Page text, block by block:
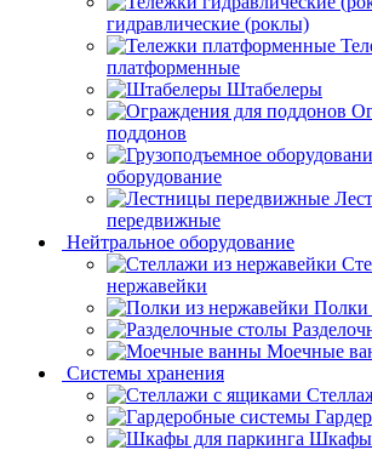
гидравлические (роклы)
платформенные
Штабелеры
поддонов
оборудование
передвижные
Нейтральное оборудование
нержавейки
Полки
Моечные
Системы хранения
Шкафы